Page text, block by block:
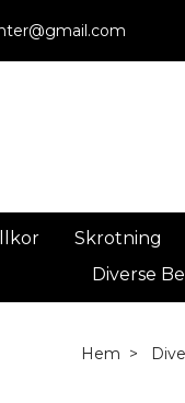
Skrotning
Diverse
Hem